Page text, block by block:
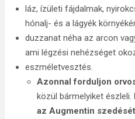
láz, ízületi fájdalmak,
hónalj- és a lágyék
duzzanat néha az arcon
ami légzési nehézséget
eszméletvesztés.
Azonnal forduljon
közül bármelyiket észleli.
az Augmentin